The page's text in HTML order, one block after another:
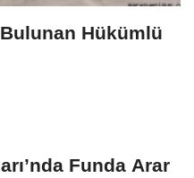
Bulunan Hükümlü
Funda Arar